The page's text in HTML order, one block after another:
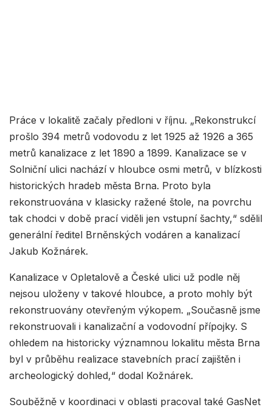
Práce v lokalitě začaly předloni v říjnu. „Rekonstrukcí
prošlo 394 metrů vodovodu z let 1925 až 1926 a 365
metrů kanalizace z let 1890 a 1899. Kanalizace se v
Solniční ulici nachází v hloubce osmi metrů, v blízkosti
historických hradeb města Brna. Proto byla
rekonstruována v klasicky ražené štole, na povrchu
tak chodci v době prací viděli jen vstupní šachty,“ sdělil
generální ředitel Brněnských vodáren a kanalizací
Jakub Kožnárek.
Kanalizace v Opletalově a České ulici už podle něj
nejsou uloženy v takové hloubce, a proto mohly být
rekonstruovány otevřeným výkopem. „Současně jsme
rekonstruovali i kanalizační a vodovodní přípojky. S
ohledem na historicky významnou lokalitu města Brna
byl v průběhu realizace stavebních prací zajištěn i
archeologický dohled,“ dodal Kožnárek.
Souběžně v koordinaci v oblasti pracoval také GasNet